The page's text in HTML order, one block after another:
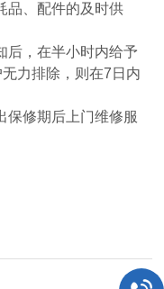
品、配件的及时供
后，在半小时内给予
力排除，则在7日内
保修期后上门维修服